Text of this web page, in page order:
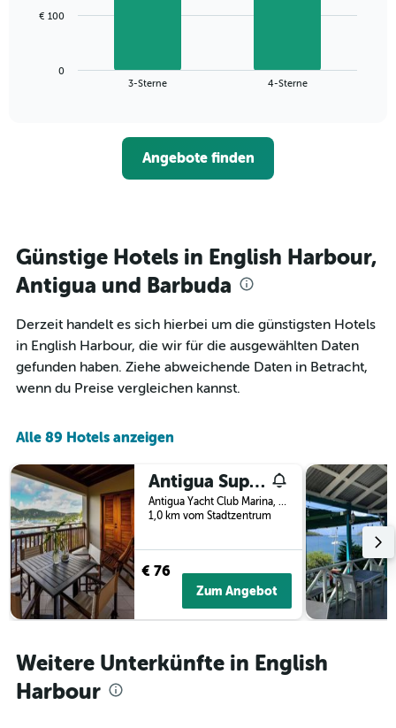
X-
Hotelkategorien
die
durchschnittlichen
für
heute
Nacht
in
den
Tagen
Das
zeigt
Tagen,
aggregiert
nach
Sternebewertung.
Diagramm
hat
1
X-
die
nach
Sternen
anzeigt
Das
Diagramm
hat
1
Y-
Achse,
die
durchschnittlichen
Zimmerpreis
an
diesem
3-Sterne 4-Sterne
0
€ 100
Angebote finden
Günstige Hotels in English Harbour,
Antigua und Barbuda
Derzeit handelt es sich hierbei um die günstigsten Hotels
in English Harbour, die wir für die ausgewählten Daten
gefunden haben. Ziehe abweichende Daten in Betracht,
wenn du Preise vergleichen kannst.
Alle 89 Hotels anzeigen
Antigua Superyacht Marina & Resort
Antigua Yacht Club Marina, English Harbour, Antigua und Barbuda
1,0 km vom Stadtzentrum
€ 76
Zum Angebot
Weitere Unterkünfte in English
Harbour